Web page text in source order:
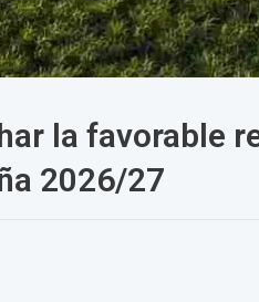
la favorable
2026/27